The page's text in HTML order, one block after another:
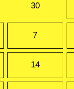
30
7
14